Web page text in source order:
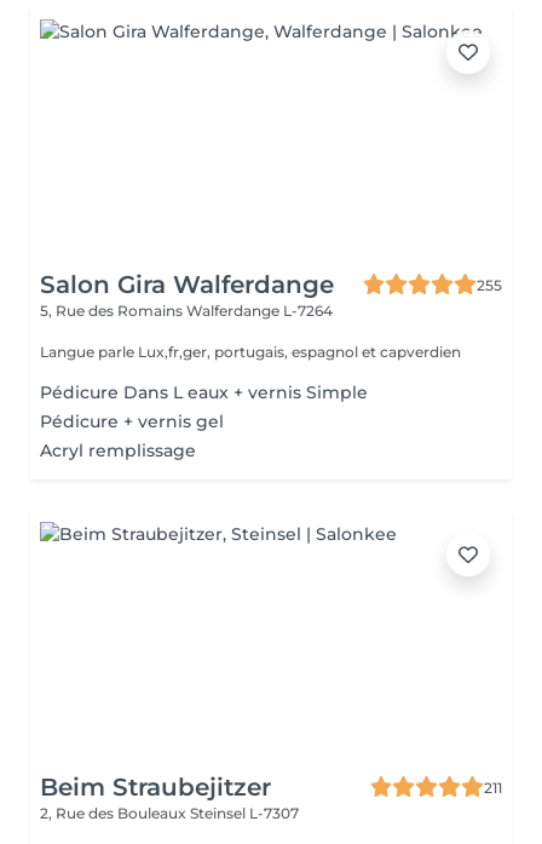
Salon Gira Walferdange
255
5, Rue des Romains Walferdange L-7264
Langue parle Lux,fr,ger, portugais, espagnol et capverdien
Pédicure Dans L eaux + vernis Simple
Pédicure + vernis gel
Acryl remplissage
Beim Straubejitzer
211
2, Rue des Bouleaux Steinsel L-7307